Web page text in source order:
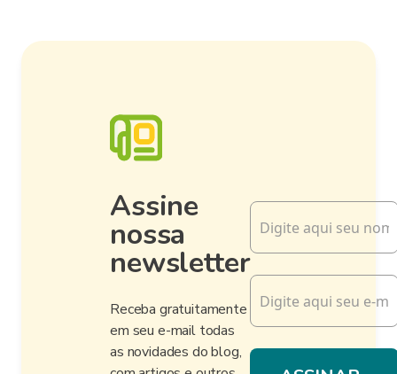
Assine
nossa
newsletter
Receba gratuitamente
em seu e-mail todas
as novidades do blog,